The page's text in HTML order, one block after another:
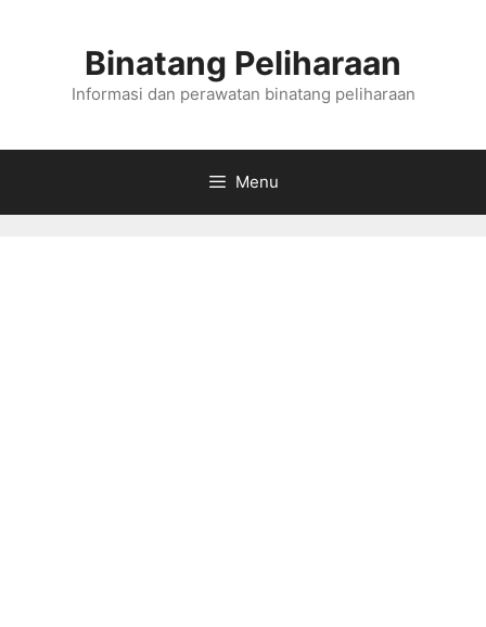
Binatang Peliharaan
Informasi dan perawatan binatang peliharaan
Menu